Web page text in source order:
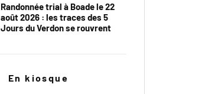
Randonnée trial à Boade le 22
août 2026 : les traces des 5
Jours du Verdon se rouvrent
En kiosque